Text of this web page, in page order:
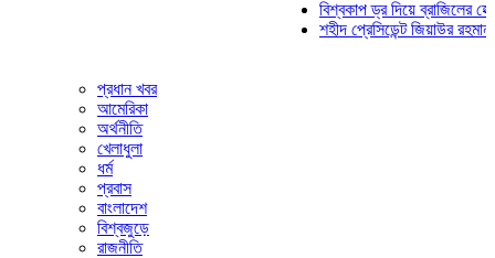
বিশ্বকাপ ড্র দিয়ে ব্রাজিলের হেক্সা
শহীদ প্রেসিডেন্ট জিয়াউর রহমান
প্রধান খবর
আমেরিকা
অর্থনীতি
খেলাধুলা
ধর্ম
প্রবাস
বাংলাদেশ
বিশ্বজুড়ে
রাজনীতি